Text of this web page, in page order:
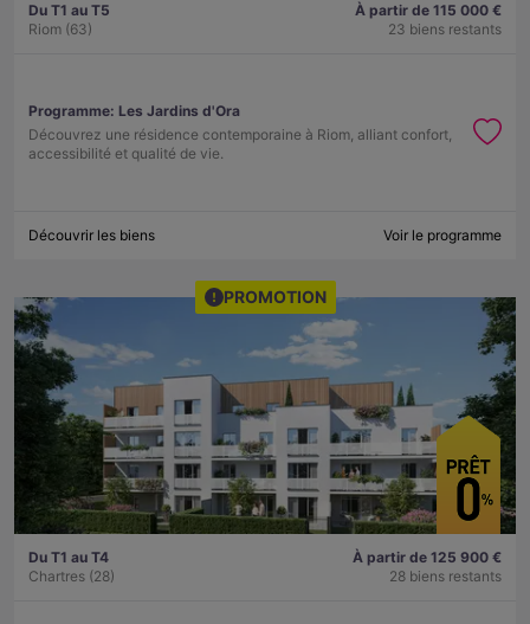
Du T1 au T5
Riom (63)
À partir de 115 000 €
23 biens restants
Programme: Les Jardins d'Ora
Découvrez une résidence contemporaine à Riom, alliant confort,
accessibilité et qualité de vie.
Découvrir les biens Voir le programme
PROMOTION
Du T1 au T4
Chartres (28)
À partir de 125 900 €
28 biens restants